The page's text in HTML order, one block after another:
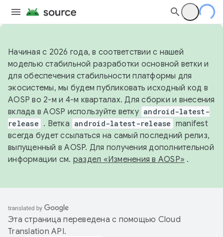
Начиная с 2026 года, в соответствии с нашей
моделью стабильной разработки основной ветки и
для обеспечения стабильности платформы для
экосистемы, мы будем публиковать исходный код в
AOSP во 2-м и 4-м кварталах. Для сборки и внесения
вклада в AOSP используйте ветку android-latest-
release . Ветка android-latest-release manifest
всегда будет ссылаться на самый последний релиз,
выпущенный в AOSP. Для получения дополнительной
информации см. раздел «Изменения в AOSP» .
Эта страница переведена с помощью Cloud
Translation API.